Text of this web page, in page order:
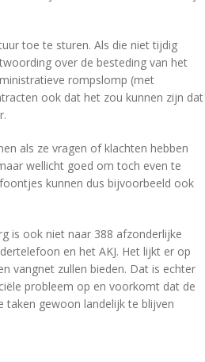
toe te sturen. Als die niet tijdig
over de besteding van het
rompslomp (met
ook dat het zou kunnen zijn dat
als ze vragen of klachten hebben
wellicht goed om toch even te
kunnen dus bijvoorbeeld ook
is ook niet naar 388 afzonderlijke
en het AKJ. Het lijkt er op
vangnet zullen bieden. Dat is echter
probleem op en voorkomt dat de
taken gewoon landelijk te blijven